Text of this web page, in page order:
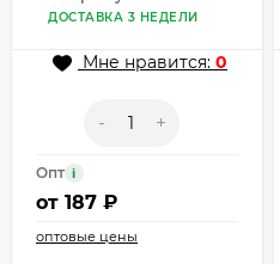
CJS97512
ДОСТАВКА 3 НЕДЕЛИ
Мне нравится: 0
- +
Опт i
от 187 ₽
оптовые цены